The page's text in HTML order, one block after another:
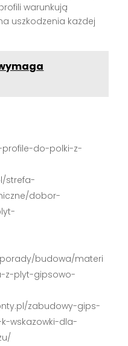
warunkują
uszkodzenia każdej
profile-do-polki-z-
strefa-
dobor-
budowa/materi
z-plyt-gipsowo-
zabudowy-gips-
wskazowki-dla-